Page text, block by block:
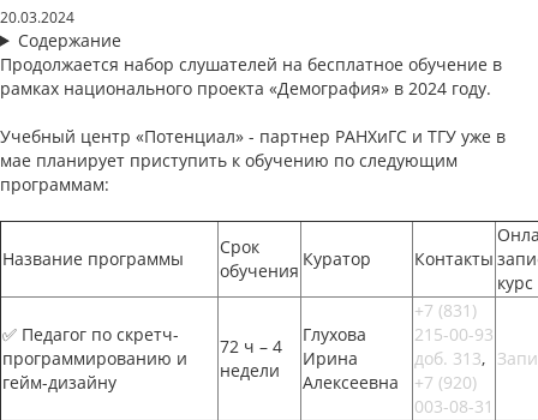
20.03.2024
Содержание
Продолжается набор слушателей на бесплатное обучение в
рамках национального проекта «Демография» в 2024 году.
Учебный центр «Потенциал» - партнер РАНХиГС и ТГУ уже в
мае планирует приступить к обучению по следующим
программам:
Название программы
Срок
обучения
Куратор Контакты
курс
✅ Педагог по скретч-
программированию и
гейм-дизайну
72 ч – 4
недели
Глухова
Ирина
Алексеевна
+7 (831)
215-00-93
доб. 313,
+7 (920)
003-08-31